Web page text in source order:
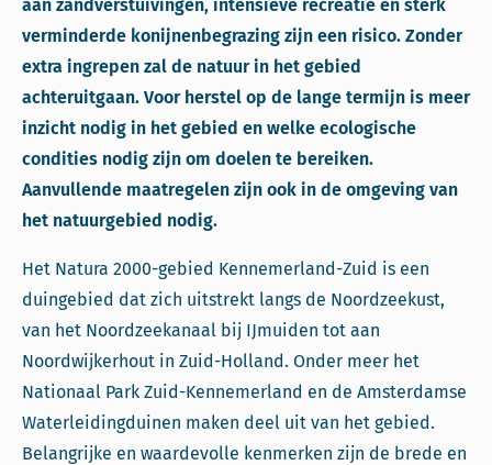
aan zandverstuivingen, intensieve recreatie en sterk
verminderde konijnenbegrazing zijn een risico. Zonder
extra ingrepen zal de natuur in het gebied
achteruitgaan. Voor herstel op de lange termijn is meer
inzicht nodig in het gebied en welke ecologische
condities nodig zijn om doelen te bereiken.
Aanvullende maatregelen zijn ook in de omgeving van
het natuurgebied nodig.
Het Natura 2000-gebied Kennemerland-Zuid is een
duingebied dat zich uitstrekt langs de Noordzeekust,
van het Noordzeekanaal bij IJmuiden tot aan
Noordwijkerhout in Zuid-Holland. Onder meer het
Nationaal Park Zuid-Kennemerland en de Amsterdamse
Waterleidingduinen maken deel uit van het gebied.
Belangrijke en waardevolle kenmerken zijn de brede en